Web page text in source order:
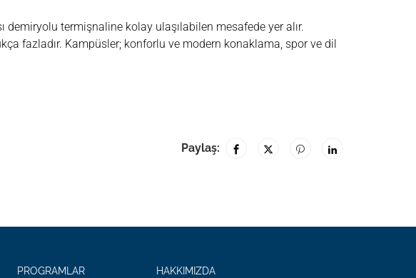
demiryolu termişnaline kolay ulaşılabilen mesafede yer alır.
fazladır. Kampüsler; konforlu ve modern konaklama, spor ve dil
Paylaş:
PROGRAMLAR HAKKIMIZDA